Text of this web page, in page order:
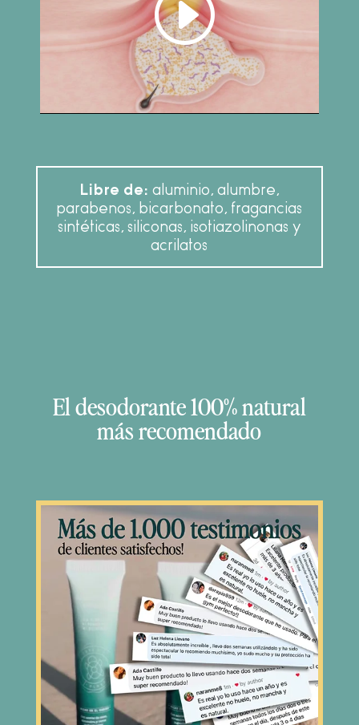
Libre de:aluminio, alumbre,
parabenos, bicarbonato, fragancias
sintéticas, siliconas, isotiazolinonas y
acrilatos
El desodorante 100% natural
más recomendado